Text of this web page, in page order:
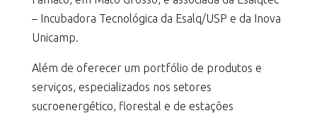
– Incubadora Tecnológica da Esalq/USP e da Inova
Unicamp.
Além de oferecer um portfólio de produtos e
serviços, especializados nos setores
sucroenergético, florestal e de estações